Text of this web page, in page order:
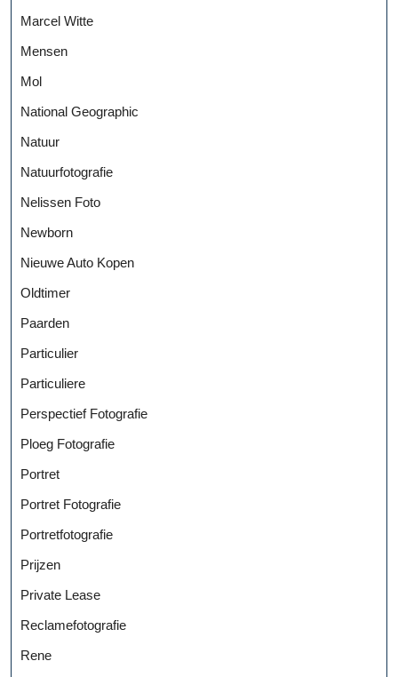
Marcel Witte
Mensen
Mol
National Geographic
Natuur
Natuurfotografie
Nelissen Foto
Newborn
Nieuwe Auto Kopen
Oldtimer
Paarden
Particulier
Particuliere
Perspectief Fotografie
Ploeg Fotografie
Portret
Portret Fotografie
Portretfotografie
Prijzen
Private Lease
Reclamefotografie
Rene